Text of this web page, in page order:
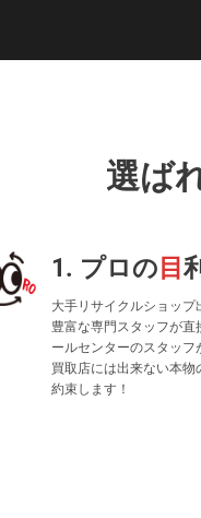
選ば
1. プロの 目
大手リサイクルショップ
豊富な専門スタッフが直
ールセンターのスタッフ
買取店には出来ない本物
約束します！